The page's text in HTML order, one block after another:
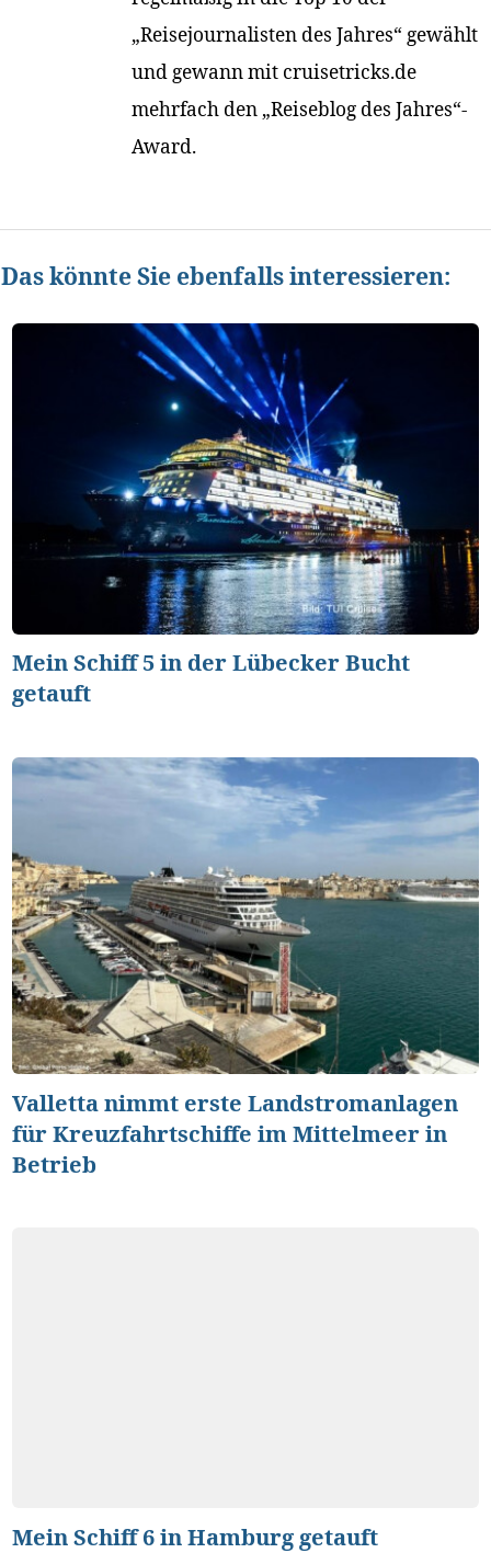
„Reisejournalisten des Jahres“ gewählt
und gewann mit cruisetricks.de
mehrfach den „Reiseblog des Jahres“-
Award.
Das könnte Sie ebenfalls interessieren:
Mein Schiff 5 in der Lübecker Bucht
getauft
Valletta nimmt erste Landstromanlagen
für Kreuzfahrtschiffe im Mittelmeer in
Betrieb
Mein Schiff 6 in Hamburg getauft